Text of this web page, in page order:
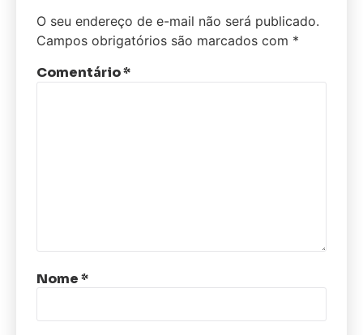
O seu endereço de e-mail não será publicado.
Campos obrigatórios são marcados com *
Comentário*
Nome*